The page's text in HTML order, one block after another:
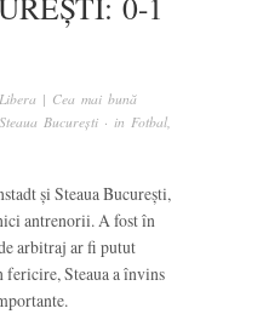
| Cea mai bună
București · in Fotbal,
și Steaua București,
antrenorii. A fost în
arbitraj ar fi putut
Steaua a învins